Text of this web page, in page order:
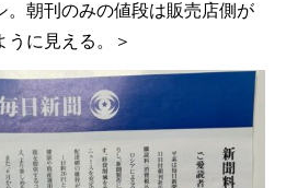
。朝刊のみの値段は販売店側が
うに見える。＞